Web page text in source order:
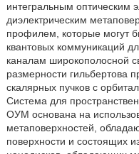
интегральным оптическим
диэлектрическим
профилем, которые могут
квантовых коммуникаций
каналам широкополосной
размерности гильбертова
скалярных пучков с
Система для
ОУМ основана на
метаповерхностей,
поверхности и состоящих